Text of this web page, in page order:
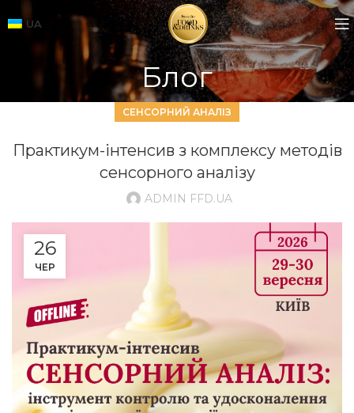
UA
Блог
СЕНСОРНИЙ АНАЛІЗ
Практикум-інтенсив з комплексу методів
сенсорного аналізу
ADMIN FFD.UA
26
ЧЕР